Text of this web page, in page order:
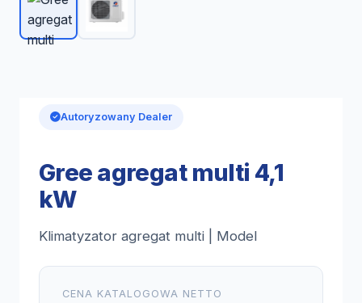
Autoryzowany Dealer
Gree agregat multi 4,1
kW
Klimatyzator agregat multi | Model
CENA KATALOGOWA NETTO